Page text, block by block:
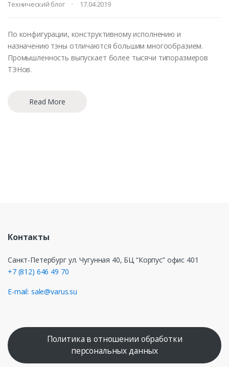
Технический блог 17.04.2019
По конфигурации, конструктивному исполнению и
назначению тэны отличаются большим многообразием.
Промышленность выпускает более тысячи типоразмеров
ТЭНов.
Read More
Контакты
Санкт-Петербург ул. Чугунная 40, БЦ “Корпус” офис 401
+7 (812) 646 49 70
E-mail: sale@varus.su
Политика в отношении обработки
персональных данных